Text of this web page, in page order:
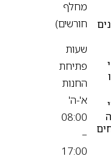
מחלף
חורשים)
פתיחת
החנות
א'-ה'
08:00
–
17:00